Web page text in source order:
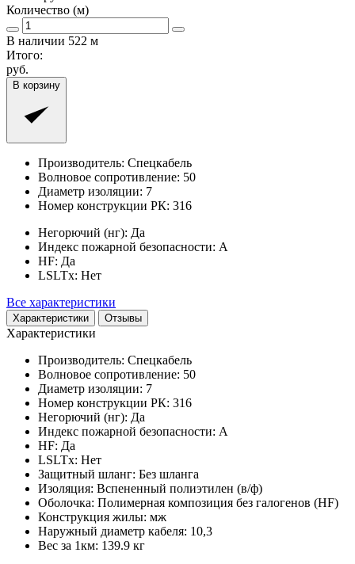
Количество (м)
В наличии 522 м
Итого:
руб.
В корзину
Производитель: Спецкабель
Волновое сопротивление: 50
Диаметр изоляции: 7
Номер конструкции РК: 316
Негорючий (нг): Да
Индекс пожарной безопасности: A
HF: Да
LSLTx: Нет
Все характеристики
Характеристики Отзывы
Характеристики
Производитель: Спецкабель
Волновое сопротивление: 50
Диаметр изоляции: 7
Номер конструкции РК: 316
Негорючий (нг): Да
Индекс пожарной безопасности: A
HF: Да
LSLTx: Нет
Защитный шланг: Без шланга
Изоляция: Вспененный полиэтилен (в/ф)
Оболочка: Полимерная композиция без галогенов (HF)
Конструкция жилы: мж
Наружный диаметр кабеля: 10,3
Вес за 1км: 139.9 кг